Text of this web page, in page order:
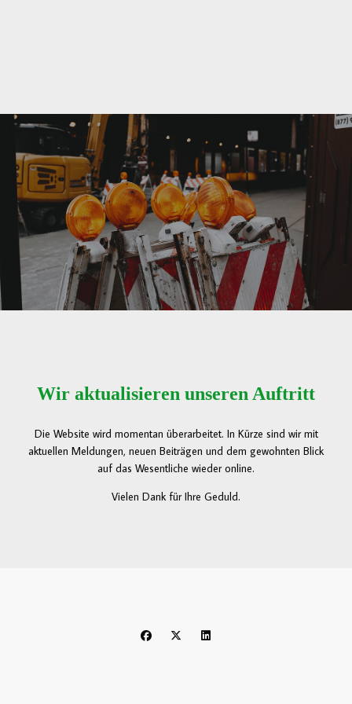
Wir aktualisieren unseren Auftritt
Die Website wird momentan überarbeitet. In Kürze sind wir mit
aktuellen Meldungen, neuen Beiträgen und dem gewohnten Blick
auf das Wesentliche wieder online.
Vielen Dank für Ihre Geduld.